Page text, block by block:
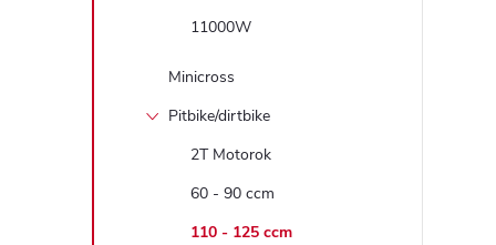
11000W
Minicross
Pitbike/dirtbike
2T Motorok
60 - 90 ccm
110 - 125 ccm